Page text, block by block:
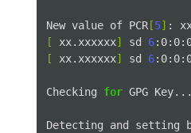
New value of PCR[5] :
[
xx.xxxxxx] sd 6
[
xx.xxxxxx] sd 6
Checking for GPG Key...
Detecting and setting